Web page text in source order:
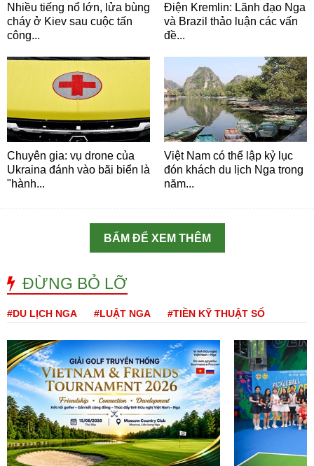
Nhiều tiếng nổ lớn, lửa bùng
cháy ở Kiev sau cuộc tấn
công...
Điện Kremlin: Lãnh đạo Nga
và Brazil thảo luận các vấn
đề...
Chuyên gia: vụ drone của
Ukraina đánh vào bãi biển là
"hành...
Việt Nam có thể lập kỷ lục
đón khách du lịch Nga trong
năm...
BẤM ĐỂ XEM THÊM
ĐỪNG BỎ LỠ
#DU LỊCH NGA #LUẬT NGA #TIỀN KỸ THUẬT SỐ